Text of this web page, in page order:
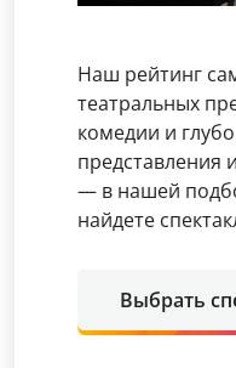
Наш рейтинг
театральных
комедии и
представления
— в нашей
найдете
Выбрать